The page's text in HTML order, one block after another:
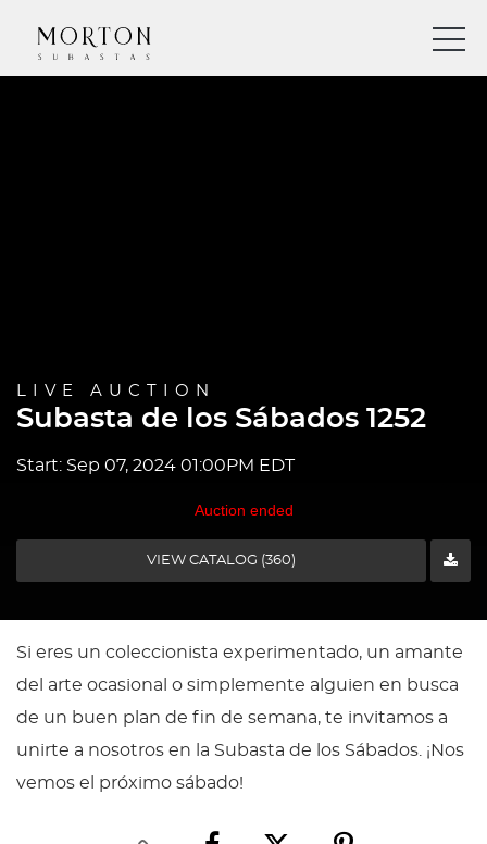
LIVE AUCTION
Subasta de los Sábados 1252
Start: Sep 07, 2024 01:00PM EDT
Auction ended
VIEW CATALOG (360)
Si eres un coleccionista experimentado, un amante
del arte ocasional o simplemente alguien en busca
de un buen plan de fin de semana, te invitamos a
unirte a nosotros en la Subasta de los Sábados. ¡Nos
vemos el próximo sábado!